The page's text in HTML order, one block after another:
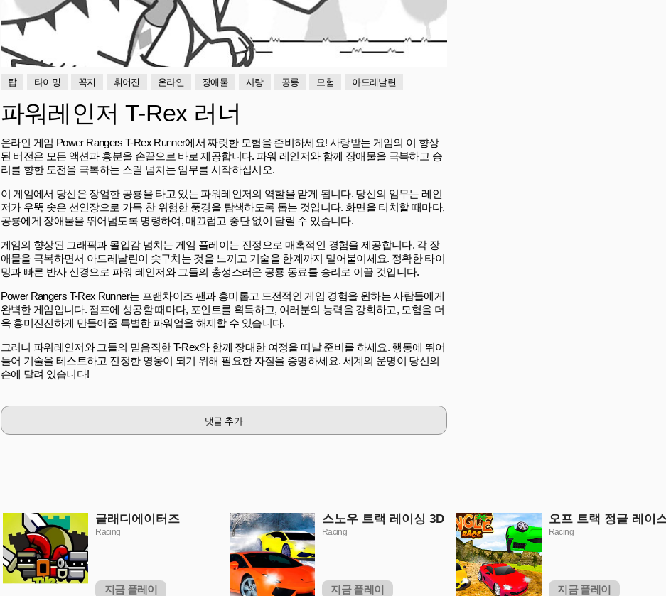
탑 타이밍 꼭지 휘어진 온라인 장애물 사랑 공룡 모험 아드레날린
파워레인저 T-Rex 러너
온라인 게임 Power Rangers T-Rex Runner에서 짜릿한 모험을 준비하세요! 사랑받는 게임의 이 향상
된 버전은 모든 액션과 흥분을 손끝으로 바로 제공합니다. 파워 레인저와 함께 장애물을 극복하고 승
리를 향한 도전을 극복하는 스릴 넘치는 임무를 시작하십시오.
이 게임에서 당신은 장엄한 공룡을 타고 있는 파워레인저의 역할을 맡게 됩니다. 당신의 임무는 레인
저가 우뚝 솟은 선인장으로 가득 찬 위험한 풍경을 탐색하도록 돕는 것입니다. 화면을 터치할 때마다,
공룡에게 장애물을 뛰어넘도록 명령하여, 매끄럽고 중단 없이 달릴 수 있습니다.
게임의 향상된 그래픽과 몰입감 넘치는 게임 플레이는 진정으로 매혹적인 경험을 제공합니다. 각 장
애물을 극복하면서 아드레날린이 솟구치는 것을 느끼고 기술을 한계까지 밀어붙이세요. 정확한 타이
밍과 빠른 반사 신경으로 파워 레인저와 그들의 충성스러운 공룡 동료를 승리로 이끌 것입니다.
Power Rangers T-Rex Runner는 프랜차이즈 팬과 흥미롭고 도전적인 게임 경험을 원하는 사람들에게
완벽한 게임입니다. 점프에 성공할 때마다, 포인트를 획득하고, 여러분의 능력을 강화하고, 모험을 더
욱 흥미진진하게 만들어줄 특별한 파워업을 해제할 수 있습니다.
그러니 파워레인저와 그들의 믿음직한 T-Rex와 함께 장대한 여정을 떠날 준비를 하세요. 행동에 뛰어
들어 기술을 테스트하고 진정한 영웅이 되기 위해 필요한 자질을 증명하세요. 세계의 운명이 당신의
손에 달려 있습니다!
댓글 추가
글래디에이터즈
Racing
지금 플레이
스노우 트랙 레이싱 3D
Racing
지금 플레이
오프 트랙 정글 레이
Racing
지금 플레이